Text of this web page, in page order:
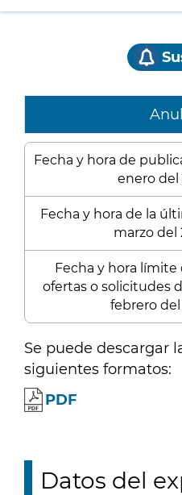
Fecha y hora de
enero del
Fecha y hora de la
marzo del
Fecha y hora
ofertas o solicitudes
febrero del
Se puede descargar
siguientes formatos:
PDF
Datos del